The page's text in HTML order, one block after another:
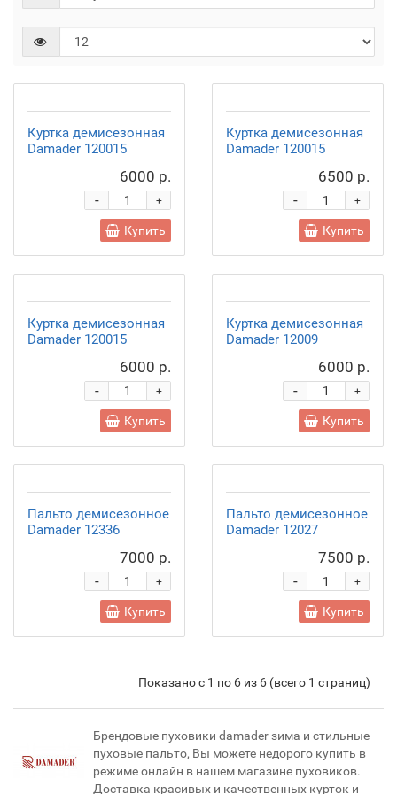
Куртка демисезонная
Damader 120015
6000 р.
+
-
Купить
Куртка демисезонная
Damader 120015
6500 р.
+
-
Купить
Куртка демисезонная
Damader 120015
6000 р.
+
-
Купить
Куртка демисезонная
Damader 12009
6000 р.
+
-
Купить
Пальто демисезонное
Damader 12336
7000 р.
+
-
Купить
Пальто демисезонное
Damader 12027
7500 р.
+
-
Купить
Показано с 1 по 6 из 6 (всего 1 страниц)
Брендовые пуховики damader зима и стильные
пуховые пальто, Вы можете недорого купить в
режиме онлайн в нашем магазине пуховиков.
Доставка красивых и качественных курток и